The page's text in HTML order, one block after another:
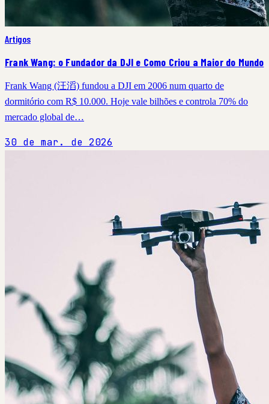
Artigos
Frank Wang: o Fundador da DJI e Como Criou a Maior do Mundo
Frank Wang (汪滔) fundou a DJI em 2006 num quarto de
dormitório com R$ 10.000. Hoje vale bilhões e controla 70% do
mercado global de…
30 de mar. de 2026